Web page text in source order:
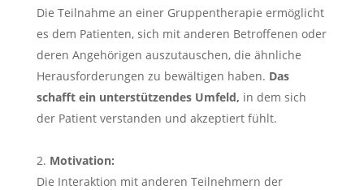
Die Teilnahme an einer Gruppentherapie ermöglicht
es dem Patienten, sich mit anderen Betroffenen oder
deren Angehörigen auszutauschen, die ähnliche
Herausforderungen zu bewältigen haben. Das
schafft ein unterstützendes Umfeld, in dem sich
der Patient verstanden und akzeptiert fühlt.
Motivation:
Die Interaktion mit anderen Teilnehmern der